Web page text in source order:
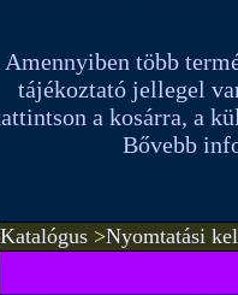
Amennyiben több
tájékoztató jellegel
a kosárra, a
Bővebb
Katalógus>Nyomtatási